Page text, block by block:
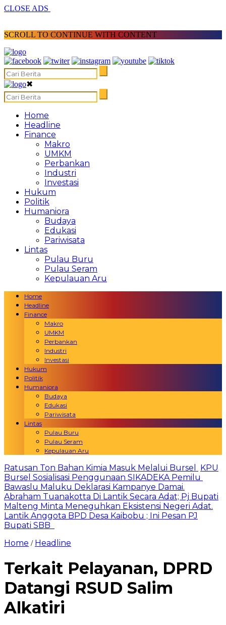
CLOSE ADS
SCROLL TO CONTINUE WITH CONTENT
✖
Home
Headline
Finance
Makro
UMKM
Perbankan
Industri
Investasi
Hukum
Politik
Humaniora
Budaya
Edukasi
Pariwisata
Lintas
Pulau Buru
Pulau Seram
Kepulauan Aru
Home
Headline
Finance
Makro
UMKM
Perbankan
Industri
Investasi
Hukum
Politik
Humaniora
Budaya
Edukasi
Pariwisata
Lintas
Pulau Buru
Pulau Seram
Kepulauan Aru
Ratusan Ton Bahan Kimia Masuk Melalui Bursel
KPU
Bursel Sosialisasi Penggunaan SIKADEKA Pemilu
Bawaslu Maluku Deklarasi Kampanye Damai.
Abraham Tuanakotta Di Lantik Secara Adat; Pj Bupati
Malteng Minta Meneguhkan Eksistensi Negeri Adat.
Lantik Anggota BPD Desa Kaibobu ; Ini Pesan PJ
Bupati SBB
Home / Headline
Terkait Pelayanan, DPRD
Datangi RSUD Salim
Alkatiri